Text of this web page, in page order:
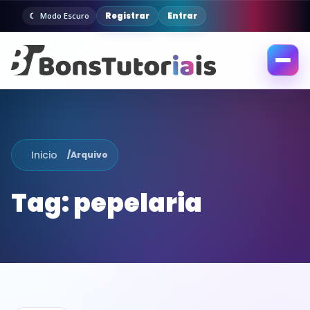
Modo Escuro Registrar Entrar
Abrir
Inicio /Arquivo
Tag:pepelaria